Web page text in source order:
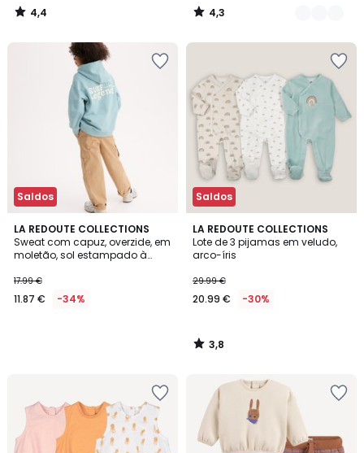
4,4
/
4,3
/
Saldos
LA REDOUTE COLLECTIONS
Sweat com capuz, overzide, em
moletão, sol estampado à
atrás
17.99 €
11.87 € -34%
Saldos
LA REDOUTE COLLECTIONS
Lote de 3 pijamas em veludo,
arco-íris
29.99 €
20.99 € -30%
3,8
/ 5
3,8
/